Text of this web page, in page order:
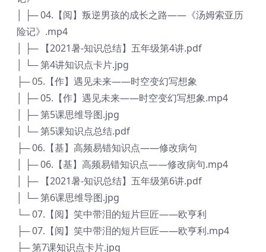
│ ├─ 04.【阅】叛逆男孩的成长之路——《汤姆索亚历
险记》.mp4
│ ├─ 【2021暑-知识总结】五年级第4讲.pdf
│ └─ 第4讲知识点卡片.jpg
├─ 05.【作】遇见未来——时空变幻写想象
│ ├─ 05.【作】遇见未来——时空变幻写想象.mp4
│ ├─ 第5课思维导图.jpg
│ └─ 第5课知识点总结.pdf
├─ 06.【基】高频易错知识点——修改病句
│ ├─ 06.【基】高频易错知识点——修改病句.mp4
│ ├─ 【2021暑-知识总结】五年级第6讲.pdf
│ └─ 第6课思维导图.jpg
└─ 07.【阅】笑中带泪的短片巨匠——欧亨利
├─ 07.【阅】笑中带泪的短片巨匠——欧亨利.mp4
├─ 第7课知识点卡片.jpg